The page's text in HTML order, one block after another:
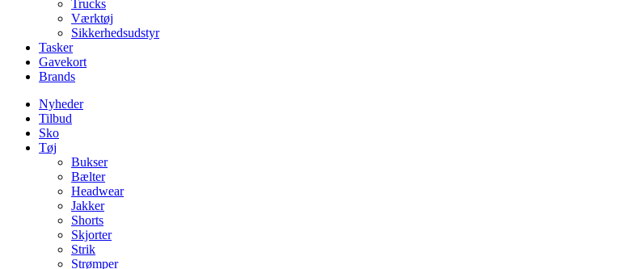
Trucks
Værktøj
Sikkerhedsudstyr
Tasker
Gavekort
Brands
Nyheder
Tilbud
Sko
Tøj
Bukser
Bælter
Headwear
Jakker
Shorts
Skjorter
Strik
Strømper